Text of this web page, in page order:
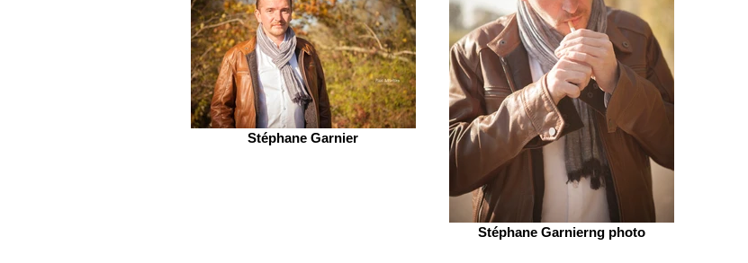
Stéphane Garnier
Stéphane Garnierng photo